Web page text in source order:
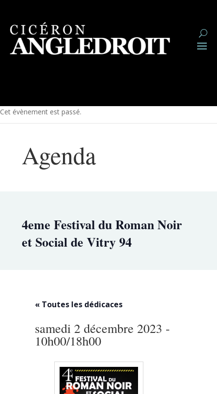
Cet évènement est passé.
Agenda
4eme Festival du Roman Noir
et Social de Vitry 94
« Toutes les dédicaces
samedi 2 décembre 2023 -
10h00/18h00